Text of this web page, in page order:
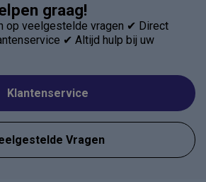
graag!
op veelgestelde vragen ✔ Direct
✔ Altijd hulp bij uw
Klantenservice
Vragen